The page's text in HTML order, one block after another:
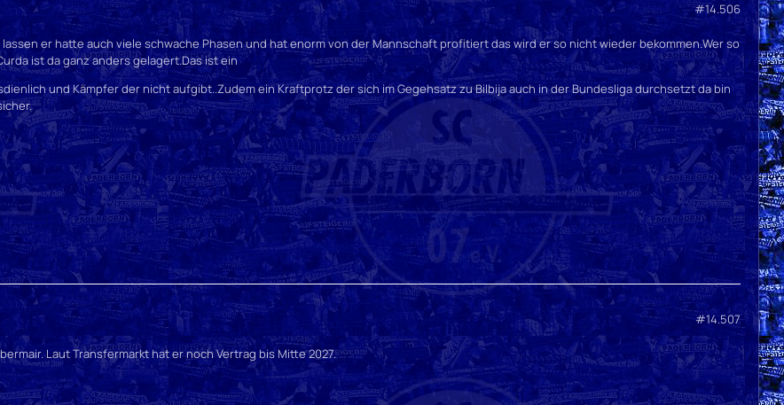
#14.506
er hatte auch viele schwache Phasen und hat enorm von der Mannschaft profitiert das wird er so nicht wieder bekommen.Wer so
ist da ganz anders gelagert.Das ist ein
und Kämpfer der nicht aufgibt..Zudem ein Kraftprotz der sich im Gegehsatz zu Bilbija auch in der Bundesliga durchsetzt da bin
#14.507
Laut Transfermarkt hat er noch Vertrag bis Mitte 2027.